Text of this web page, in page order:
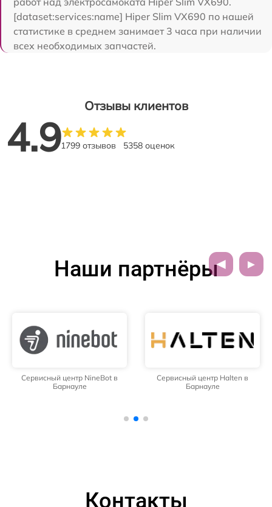
[dataset:services:name] Hiper Slim VX690 по нашей
статистике в среднем занимает 3 часа при наличии
всех необходимых запчастей.
Отзывы клиентов
4.91799 отзывов 5358 оценок
Наши партнёры
Сервисный центр NineBot в
Барнауле
Сервисный центр Halten в
Барнауле
Контакты